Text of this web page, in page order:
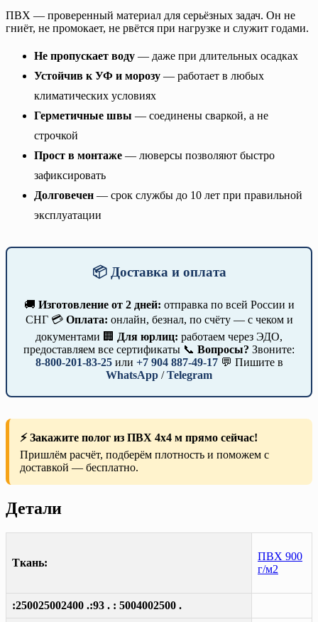
ПВХ — проверенный материал для серьёзных задач. Он не
гниёт, не промокает, не рвётся при нагрузке и служит годами.
Не пропускает воду — даже при длительных осадках
Устойчив к УФ и морозу — работает в любых
климатических условиях
Герметичные швы — соединены сваркой, а не
строчкой
Прост в монтаже — люверсы позволяют быстро
зафиксировать
Долговечен — срок службы до 10 лет при правильной
эксплуатации
📦 Доставка и оплата
🚚 Изготовление от 2 дней: отправка по всей России и
СНГ 💳 Оплата: онлайн, безнал, по счёту — с чеком и
документами 🏢 Для юрлиц: работаем через ЭДО,
предоставляем все сертификаты 📞 Вопросы? Звоните:
8-800-201-83-25или +7 904 887-49-17💬 Пишите в
WhatsApp /Telegram
⚡ Закажите полог из ПВХ 4х4 м прямо сейчас!
Пришлём расчёт, подберём плотность и поможем с
доставкой — бесплатно.
Детали
Ткань:
ПВХ 900
г/м2
:250025002400 .:93 . : 5004002500 .